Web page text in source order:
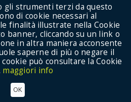
Show Menu
per mantenere il
gli strumenti terzi da questo
di cookie necessari al
finalità illustrate nella Cookie
banner, cliccando su un link o
in altra maniera acconsente
saperne di più o negare il
può consultare la Cookie
maggiori info
OK